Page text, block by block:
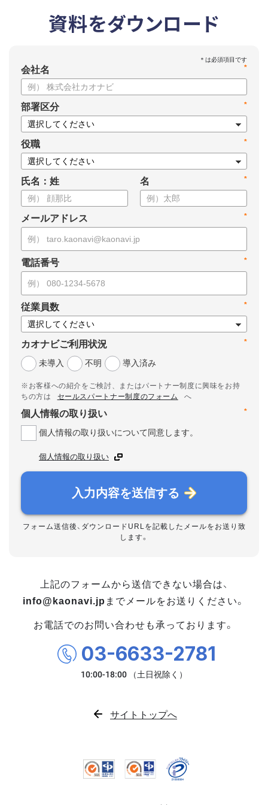
資料をダウンロード
*
会社名
*
部署区分
*
役職
氏名：姓 *
名
*
メールアドレス
*
電話番号
*
従業員数
*
カオナビご利用状況
未導入
不明 導入済み
※お客様への紹介をご検討、またはパートナー制度に興味をお持
ちの方は
セールスパートナー制度のフォーム
へ
*
個人情報の取り扱い
個人情報の取り扱いについて同意します。
個人情報の取り扱い
入力内容を送信する
フォーム送信後、ダウンロードURLを記載したメールをお送り致
します。
上記のフォームから送信できない場合は、
info@kaonavi.jp までメールをお送りください。
お電話でのお問い合わせも承っております。
03-6633-2781
サイトトップへ